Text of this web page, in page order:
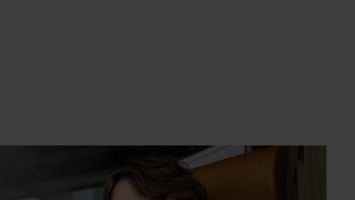
die Anzahl zu erhöhen oder zu